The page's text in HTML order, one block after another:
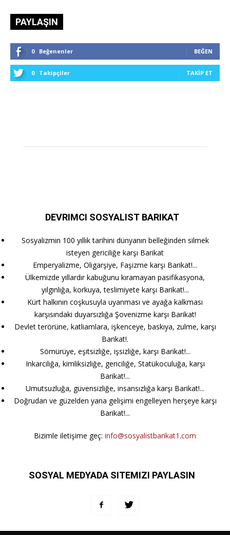
PAYLAŞIN
0 Beğenenler BEĞEN
0 Takipçiler TAKIP ET
DEVRIMCI SOSYALIST BARIKAT
Sosyalizmin 100 yıllık tarihini dünyanın belleğinden silmek
isteyen gericiliğe karşı Barikat
Emperyalizme, Oligarşiye, Faşizme karşı Barikat!...
Ülkemizde yıllardır kabuğunu kıramayan pasifikasyona,
yılgınlığa, korkuya, teslimiyete karşı Barikat!...
Kürt halkının coşkusuyla uyanması ve ayağa kalkması
karşısındaki duyarsızlığa Şovenizme karşı Barikat!
Devlet terörüne, katliamlara, işkenceye, baskıya, zulme, karşı
Barikat!.
Sömürüye, eşitsizliğe, işsizliğe, karşı Barikat!...
Inkarcılığa, kimliksizliğe, gericiliğe, Statükoculuğa, karşı
Barikat!...
Umutsuzluğa, güvensizliğe, insansızlığa karşı Barikat!...
Doğrudan ve güzelden yana gelişimi engelleyen herşeye karşı
Barikat!...
Bizimle iletişime geç: info@sosyalistbarikat1.com
SOSYAL MEDYADA SITEMIZI PAYLASIN